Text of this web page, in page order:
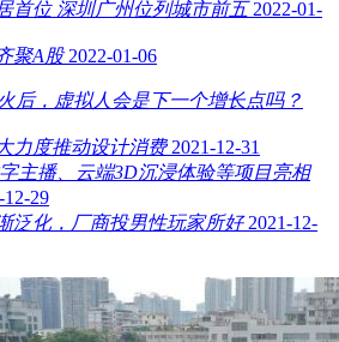
首位 深圳广州位列城市前五 2022-01-
聚A股 2022-01-06
后，虚拟人会是下一个增长点吗？
力度推动设计消费 2021-12-31
主播、云端3D沉浸体验等项目亮相
12-29
泛化，厂商投男性玩家所好 2021-12-